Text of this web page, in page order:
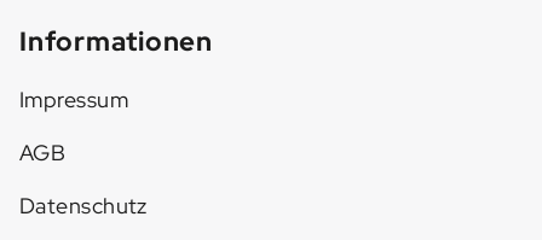
Informationen
Impressum
AGB
Datenschutz